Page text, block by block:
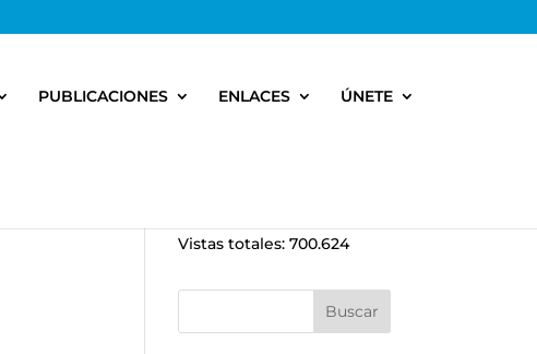
PUBLICACIONES ENLACES ÚNETE
Vistas totales:700.624